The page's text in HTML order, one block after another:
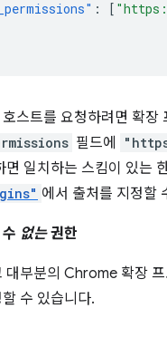
: [
스트를 요청하려면 확장
필드에
면 일치하는 스킴이 있는
에서 출처를 지정할
없는권한
대부분의 Chrome 확장
수 있습니다.